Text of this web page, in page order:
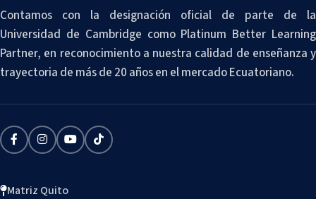
Contamos con la designación oficial de parte de la
Universidad de Cambridge como Platinum Better Learning
Partner, en reconocimiento a nuestra calidad de enseñanza y
trayectoria de más de 20 años en el mercado Ecuatoriano.
Matriz Quito